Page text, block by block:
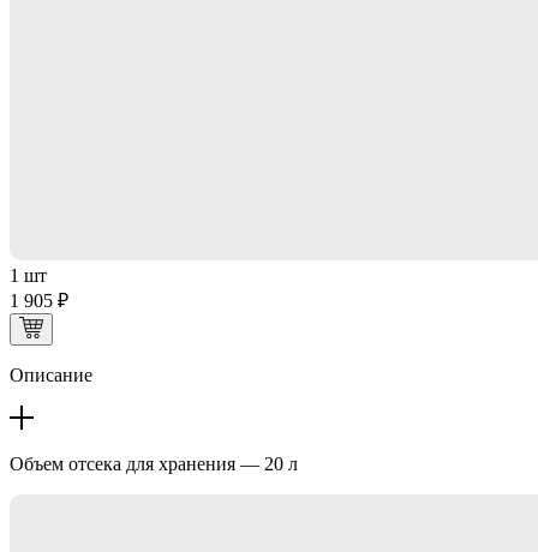
1 шт
1 905 ₽
Описание
Объем отсека для хранения — 20 л